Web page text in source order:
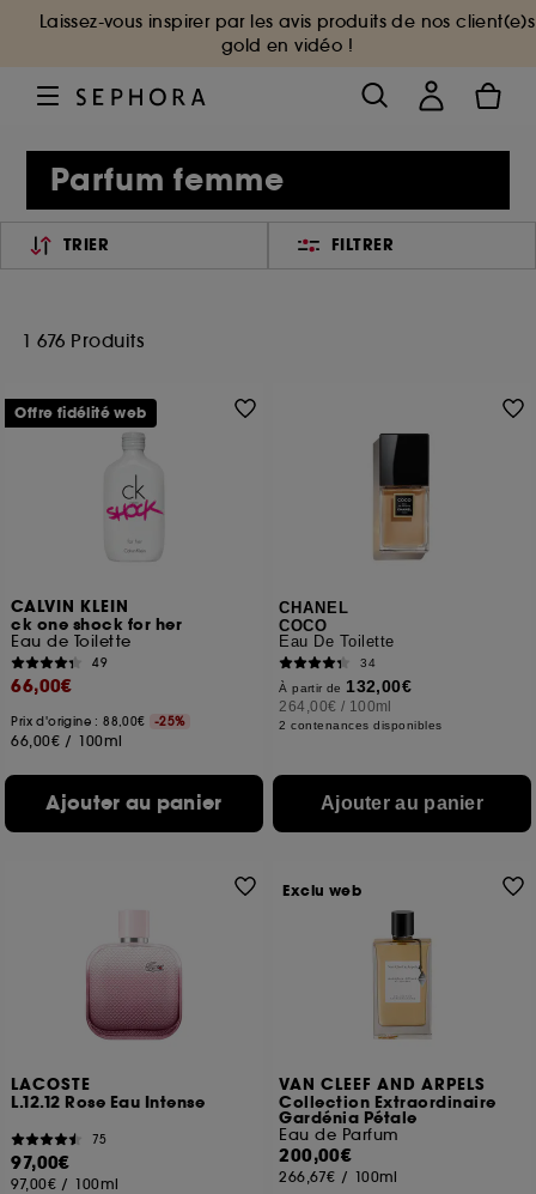
Laissez-vous inspirer par les avis produits de nos client(e)s
gold en vidéo !
Parfum femme
TRIER FILTRER
1 676 Produits
CALVIN KLEIN
ck one shock for her
Eau de Toilette
49
66,00€
Prix d'origine : 88,00€ -25%
66,00€ / 100ml
Ajouter au panier
Offre fidélité web
CHANEL
COCO
Eau De Toilette
34
À partir de 132,00€
264,00€ / 100ml
2 contenances disponibles
Ajouter au panier
LACOSTE
L.12.12 Rose Eau Intense
75
97,00€
97,00€ / 100ml
VAN CLEEF AND ARPELS
Collection Extraordinaire
Gardénia Pétale
Eau de Parfum
200,00€
266,67€ / 100ml
Exclu web